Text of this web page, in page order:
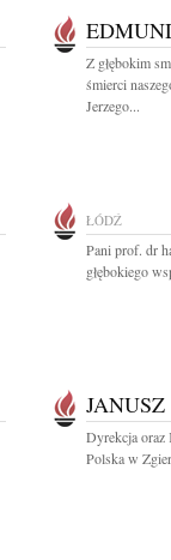
Z głębokim
śmierci
Jerzego...
ŁÓDŹ
Pani prof. dr
głębokiego
Dyrekcja
Polska w